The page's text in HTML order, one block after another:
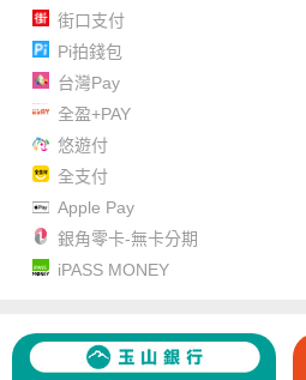
街口支付
Pi拍錢包
台灣Pay
全盈+PAY
悠遊付
全支付
Apple Pay
銀角零卡-無卡分期
iPASS MONEY